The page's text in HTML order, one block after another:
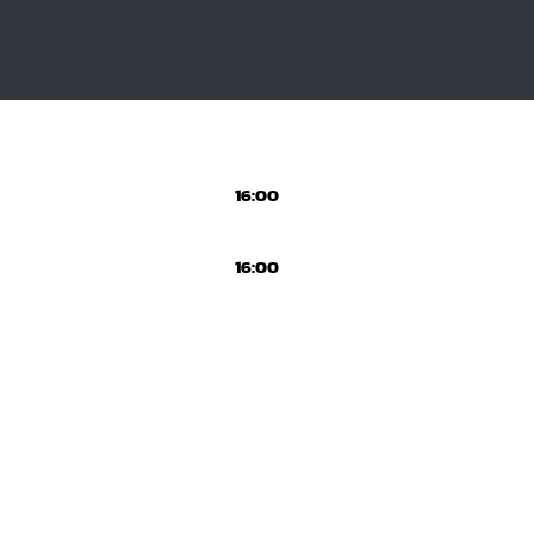
16:00
16:00